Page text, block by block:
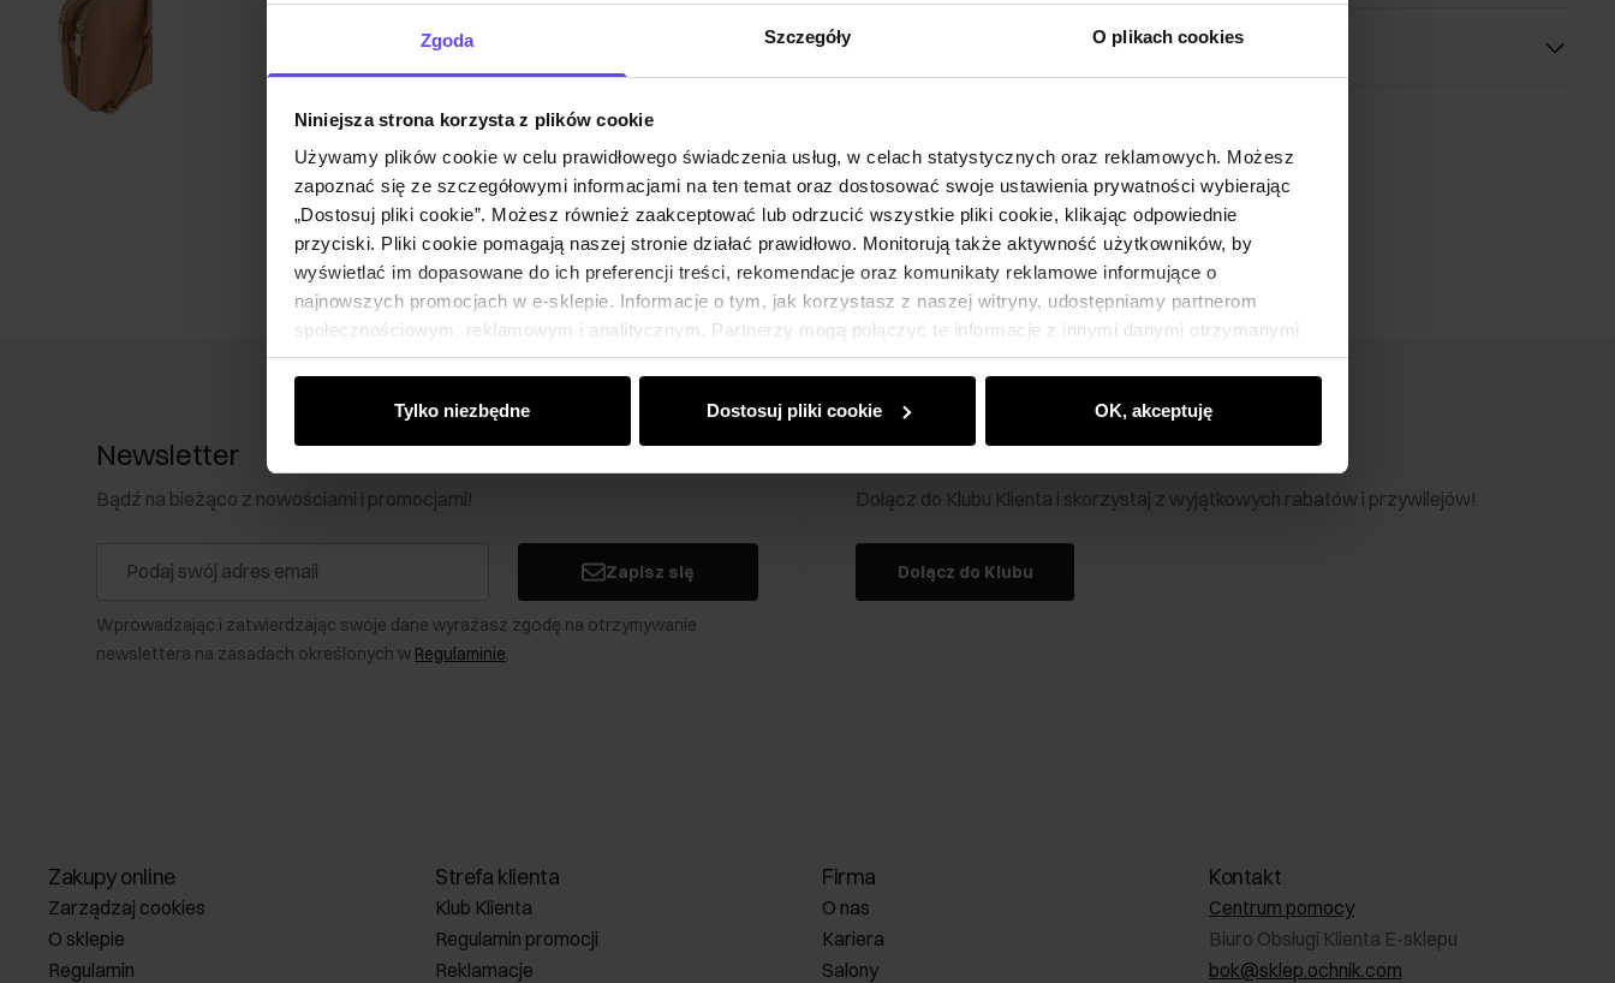
Zgoda Szczegóły O plikach cookies
Niniejsza strona korzysta z plików cookie
Używamy plików cookie w celu prawidłowego świadczenia usług, w celach statystycznych oraz reklamowych. Możesz
zapoznać się ze szczegółowymi informacjami na ten temat oraz dostosować swoje ustawienia prywatności wybierając
„Dostosuj pliki cookie”. Możesz również zaakceptować lub odrzucić wszystkie pliki cookie, klikając odpowiednie
przyciski. Pliki cookie pomagają naszej stronie działać prawidłowo. Monitorują także aktywność użytkowników, by
wyświetlać im dopasowane do ich preferencji treści, rekomendacje oraz komunikaty reklamowe informujące o
najnowszych promocjach w e-sklepie. Informacje o tym, jak korzystasz z naszej witryny, udostępniamy partnerom
społecznościowym, reklamowym i analitycznym. Partnerzy mogą połączyć te informacje z innymi danymi otrzymanymi
od Ciebie lub uzyskanymi podczas korzystania z ich usług.
Tylko niezbędne Dostosuj pliki cookie OK, akceptuję
Newsletter
Bądź na bieżąco z nowościami i promocjami!
Zapisz się
Wprowadzając i zatwierdzając swoje dane wyrażasz zgodę na otrzymywanie
newslettera na zasadach określonych w Regulaminie.
Klub Klienta Ochnik
Dołącz do Klubu Klienta i skorzystaj z wyjątkowych rabatów i przywilejów!
Dołącz do Klubu
Zakupy online
Zarządzaj cookies
O sklepie
Regulamin
Strefa klienta
Klub Klienta
Regulamin promocji
Reklamacje
Firma
O nas
Kariera
Salony
Kontakt
Centrum pomocy
Biuro Obsługi Klienta E-sklepu
bok@sklep.ochnik.com